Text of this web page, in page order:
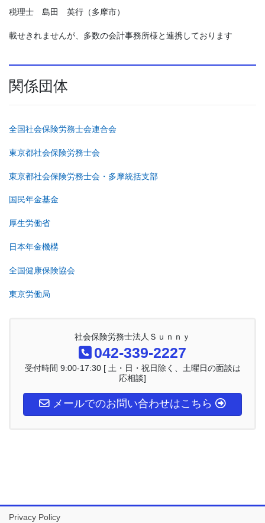
税理士 島田 英行（多摩市）
載せきれませんが、多数の会計事務所様と連携しております
関係団体
全国社会保険労務士会連合会
東京都社会保険労務士会
東京都社会保険労務士会・多摩統括支部
国民年金基金
厚生労働省
日本年金機構
全国健康保険協会
東京労働局
社会保険労務士法人Ｓｕｎｎｙ
042-339-2227
受付時間 9:00-17:30 [ 土・日・祝日除く、土曜日の面談は
応相談]
メールでのお問い合わせはこちら
Privacy Policy